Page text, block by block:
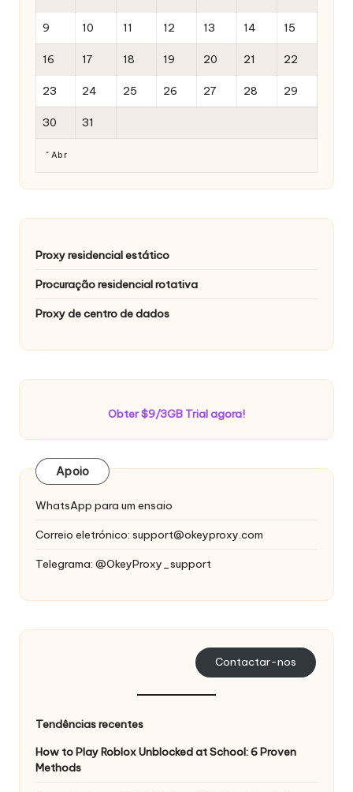
9 10 11 12 13 14 15
16 17 18 19 20 21 22
23 24 25 26 27 28 29
30 31
" Abr
Proxy residencial estático
Procuração residencial rotativa
Proxy de centro de dados
Obter $9/3GB Trial agora!
Apoio
WhatsApp para um ensaio
Correio eletrónico: support@okeyproxy.com
Telegrama: @OkeyProxy_support
Contactar-nos
Tendências recentes
How to Play Roblox Unblocked at School: 6 Proven
Methods